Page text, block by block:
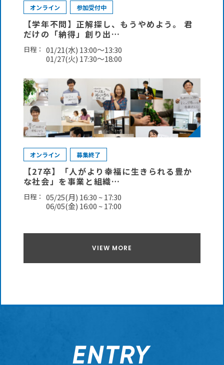
オンライン 参加受付中
【学年不問】正解探し、もうやめよう。 君
だけの「納得」創り出…
日程： 01/21(水) 13:00～13:30
01/27(火) 17:30～18:00
オンライン 募集終了
【27卒】「人がより幸福に生きられる豊か
な社会」を事業と組織…
日程： 05/25(月) 16:30 ~ 17:30
06/05(金) 16:00 ~ 17:00
VIEW MORE